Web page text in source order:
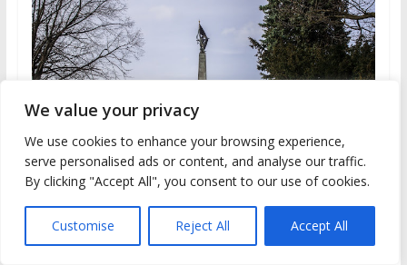
We value your privacy
We use cookies to enhance your browsing experience,
serve personalised ads or content, and analyse our traffic.
By clicking "Accept All", you consent to our use of cookies.
Customise Reject All Accept All